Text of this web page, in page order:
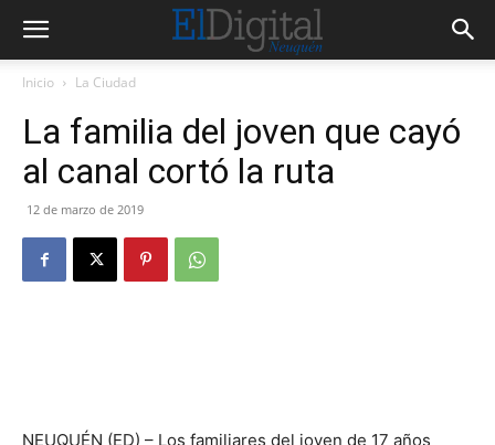
Inicio La Ciudad
La familia del joven que cayó
al canal cortó la ruta
12 de marzo de 2019
NEUQUÉN (ED) – Los familiares del joven de 17 años